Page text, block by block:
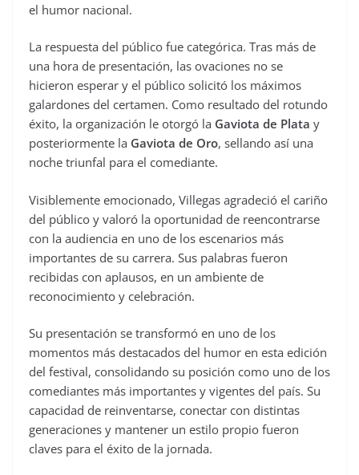
el humor nacional.
La respuesta del público fue categórica. Tras más de
una hora de presentación, las ovaciones no se
hicieron esperar y el público solicitó los máximos
galardones del certamen. Como resultado del rotundo
éxito, la organización le otorgó la Gaviota de Plata y
posteriormente la Gaviota de Oro, sellando así una
noche triunfal para el comediante.
Visiblemente emocionado, Villegas agradeció el cariño
del público y valoró la oportunidad de reencontrarse
con la audiencia en uno de los escenarios más
importantes de su carrera. Sus palabras fueron
recibidas con aplausos, en un ambiente de
reconocimiento y celebración.
Su presentación se transformó en uno de los
momentos más destacados del humor en esta edición
del festival, consolidando su posición como uno de los
comediantes más importantes y vigentes del país. Su
capacidad de reinventarse, conectar con distintas
generaciones y mantener un estilo propio fueron
claves para el éxito de la jornada.